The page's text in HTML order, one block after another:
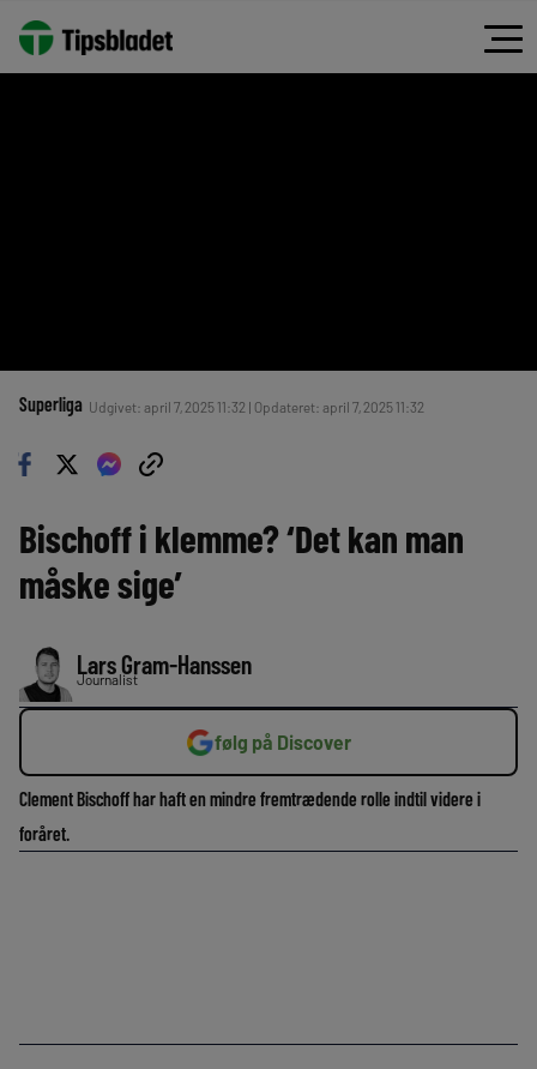
Superliga Udgivet: april 7, 2025 11:32 | Opdateret: april 7, 2025 11:32
Bischoff i klemme? ‘Det kan man
måske sige’
Lars Gram-Hanssen
Journalist
følg på Discover
Clement Bischoff har haft en mindre fremtrædende rolle indtil videre i
foråret.